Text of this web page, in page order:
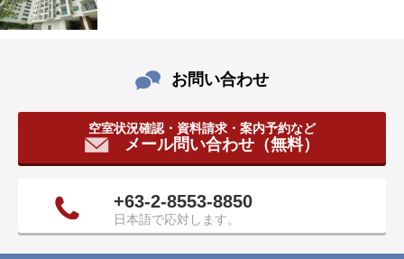
動
し
お問い合わせ
空室状況確認・資料請求・案内予約など
メール問い合わせ（無料）
+63-2-8553-8850
日本語で応対します。